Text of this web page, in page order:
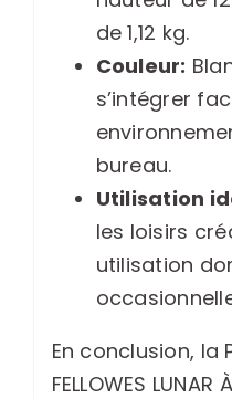
de 1,12 kg.
Couleur:
s’intégrer
bureau.
Utilisation
les loisirs
utilisation
En conclusion, la
FELLOWES